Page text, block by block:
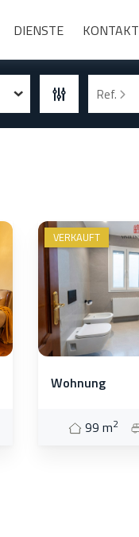
DIENSTE KONTAKT
Ref.
VERKAUFT
Wohnung
99 m2